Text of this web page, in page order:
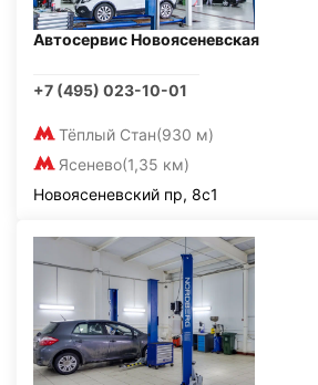
Автосервис Новоясеневская
+7 (495) 023-10-01
Тёплый Стан(930 м)
Ясенево(1,35 км)
Новоясеневский пр, 8с1